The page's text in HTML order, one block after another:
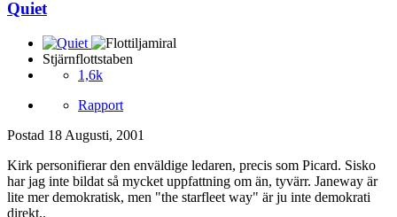
Quiet
Stjärnflottstaben
1,6k
Rapport
Postad 18 Augusti, 2001
Kirk personifierar den enväldige ledaren, precis som Picard. Sisko
har jag inte bildat så mycket uppfattning om än, tyvärr. Janeway är
lite mer demokratisk, men "the starfleet way" är ju inte demokrati
direkt..